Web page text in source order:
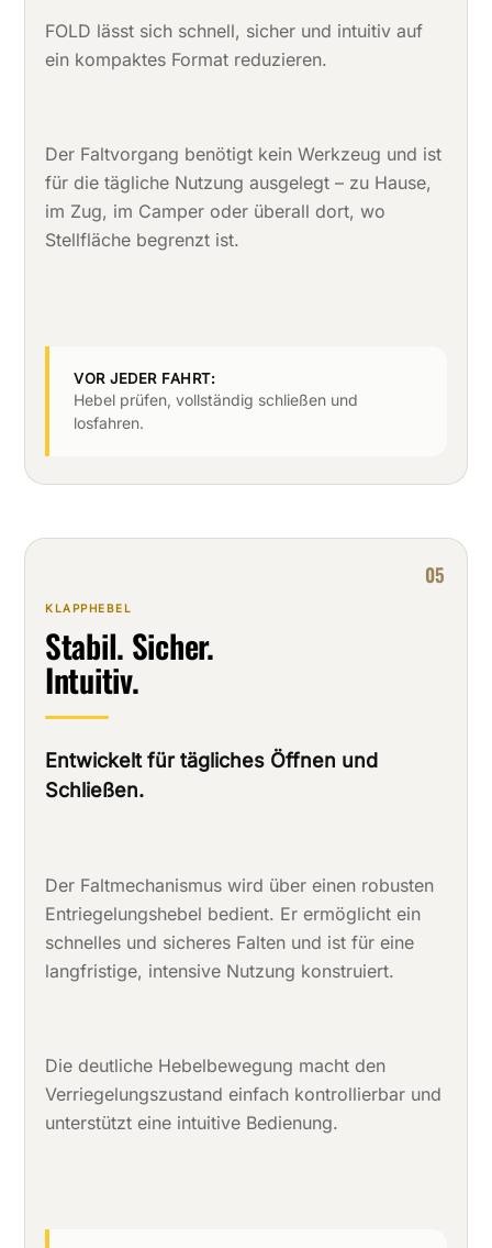
FOLD lässt sich schnell, sicher und intuitiv auf
ein kompaktes Format reduzieren.
Der Faltvorgang benötigt kein Werkzeug und ist
für die tägliche Nutzung ausgelegt – zu Hause,
im Zug, im Camper oder überall dort, wo
Stellfläche begrenzt ist.
VOR JEDER FAHRT:
Hebel prüfen, vollständig schließen und
losfahren.
05
KLAPPHEBEL
Stabil. Sicher.
Intuitiv.
Entwickelt für tägliches Öffnen und
Schließen.
Der Faltmechanismus wird über einen robusten
Entriegelungshebel bedient. Er ermöglicht ein
schnelles und sicheres Falten und ist für eine
langfristige, intensive Nutzung konstruiert.
Die deutliche Hebelbewegung macht den
Verriegelungszustand einfach kontrollierbar und
unterstützt eine intuitive Bedienung.